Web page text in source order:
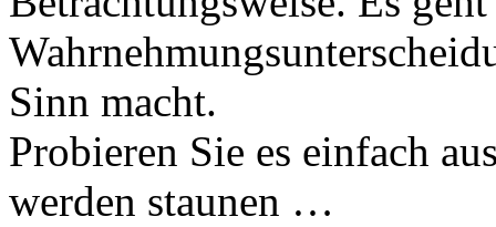
Sinn macht.
Probieren Sie es einfach
werden staunen …